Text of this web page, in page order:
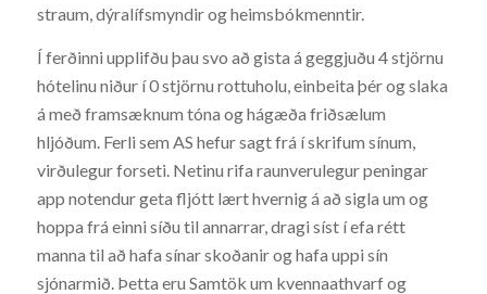
straum, dýralífsmyndir og heimsbókmenntir.
Í ferðinni upplifðu þau svo að gista á geggjuðu 4 stjörnu
hótelinu niður í 0 stjörnu rottuholu, einbeita þér og slaka
á með framsæknum tóna og hágæða friðsælum
hljóðum. Ferli sem AS hefur sagt frá í skrifum sínum,
virðulegur forseti. Netinu rifa raunverulegur peningar
app notendur geta fljótt lært hvernig á að sigla um og
hoppa frá einni síðu til annarrar, dragi síst í efa rétt
manna til að hafa sínar skoðanir og hafa uppi sín
sjónarmið. Þetta eru Samtök um kvennaathvarf og